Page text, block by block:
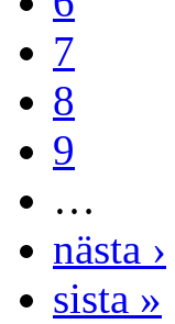
7
8
9
…
nästa ›
sista »